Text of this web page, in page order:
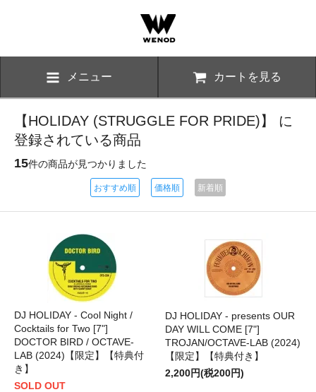
メニュー カートを見る
【HOLIDAY (STRUGGLE FOR PRIDE)】 に
登録されている商品
15件の商品が見つかりました
おすすめ順 価格順 新着順
DJ HOLIDAY - Cool Night /
Cocktails for Two [7"]
DOCTOR BIRD / OCTAVE-
LAB (2024)【限定】【特典付
き】
SOLD OUT
DJ HOLIDAY - presents OUR
DAY WILL COME [7"]
TROJAN/OCTAVE-LAB (2024)
【限定】【特典付き】
2,200円(税200円)